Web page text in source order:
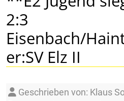
2:3
Eisenbach/
er:SV Elz II
Details
Geschrieben von: Klaus